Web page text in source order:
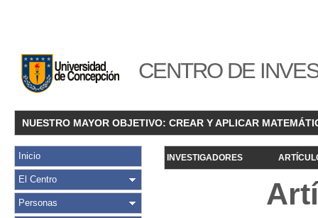
CENTRO DE
NUESTRO MAYOR OBJETIVO: CREAR Y APLICAR
Inicio
El Centro
Personas
INVESTIGADORES